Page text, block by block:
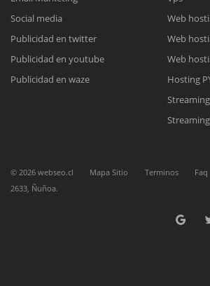
Reunión online
Nuestros ejecutivos le enviarán un correo
Meet para la reunión
Cotización
Complete el formulario y nos
Chat Online
para enviarnos un correo electrónico con
Social media
Publicidad en twitter
Publicidad en youtube
Publicidad en waze
Web
Web
Web
Hosting
© 2026 webseo.cl Mapa Sitio Terminos Faq
2633, Ñuñoa.